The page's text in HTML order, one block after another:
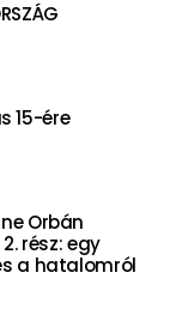
15-ére
Orbán
rész: egy
a hatalomról